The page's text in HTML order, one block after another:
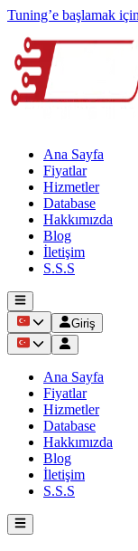
Tuning’e başlamak
Ana Sayfa
Fiyatlar
Hizmetler
Database
Hakkımızda
Blog
İletişim
S.S.S
Giriş
Ana Sayfa
Fiyatlar
Hizmetler
Database
Hakkımızda
Blog
İletişim
S.S.S